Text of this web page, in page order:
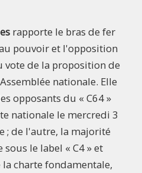
rapporte le bras de fer
pouvoir et l'opposition
de la proposition de
nationale. Elle
opposants du « C64 »
nationale le mercredi 3
; de l'autre, la majorité
le label « C4 » et
charte fondamentale,